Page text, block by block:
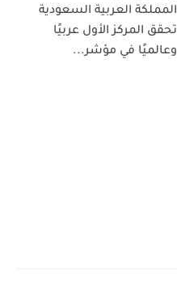
المملكة العربية السعودية
تحقق المركز الأول عربيًا
وعالميًا في مؤشر...